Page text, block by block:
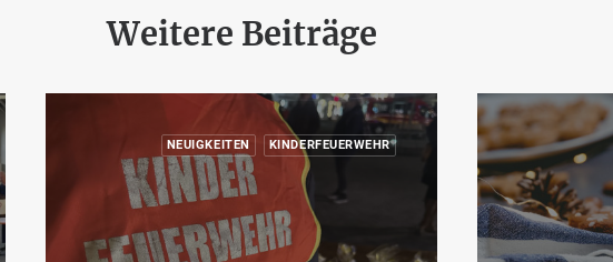
Weitere Beiträge
NEUIGKEITEN KINDERFEUERWEHR